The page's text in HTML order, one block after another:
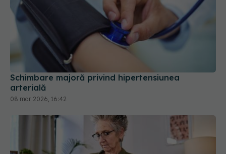
Schimbare majoră privind hipertensiunea
arterială
08 mar 2026, 16:42